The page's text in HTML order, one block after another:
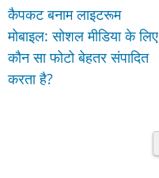
कैपकट बनाम लाइटरूम
मोबाइल: सोशल मीडिया के लिए
कौन सा फोटो बेहतर संपादित
करता है?